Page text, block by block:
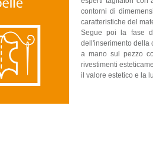
contorni di
caratteristiche del
Segue poi la fase
dell'inserimento della
a mano sul pezzo
rivestimenti
il valore estetico e la